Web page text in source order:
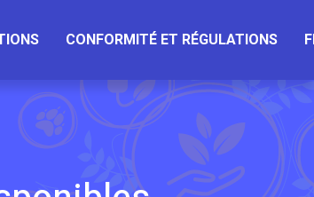
CONFORMITÉ ET RÉGULATIONS